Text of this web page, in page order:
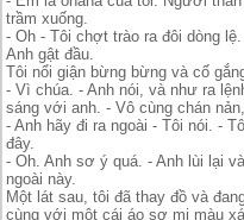
trầm xuống.
- Oh - Tôi chợt trào ra đôi dòng
Anh gật đầu.
Tôi nổi giận bừng bừng và cố
- Vì chúa. - Anh nói, và như ra
sáng với anh. - Vô cùng chán
- Anh hãy đi ra ngoài - Tôi nói. -
đây.
- Oh. Anh sơ ý quá. - Anh lùi lại
ngoài này.
Một lát sau, tôi đã thay đồ và
cùng với một cái áo sơ mi màu